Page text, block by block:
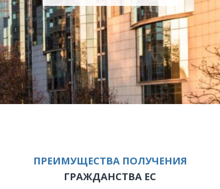
ПРЕИМУЩЕСТВА ПОЛУЧЕНИЯ
ГРАЖДАНСТВА ЕС